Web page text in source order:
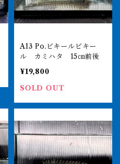
A13 Po.ビキールビキー
ル カミハタ 15㎝前後
¥19,800
SOLD OUT